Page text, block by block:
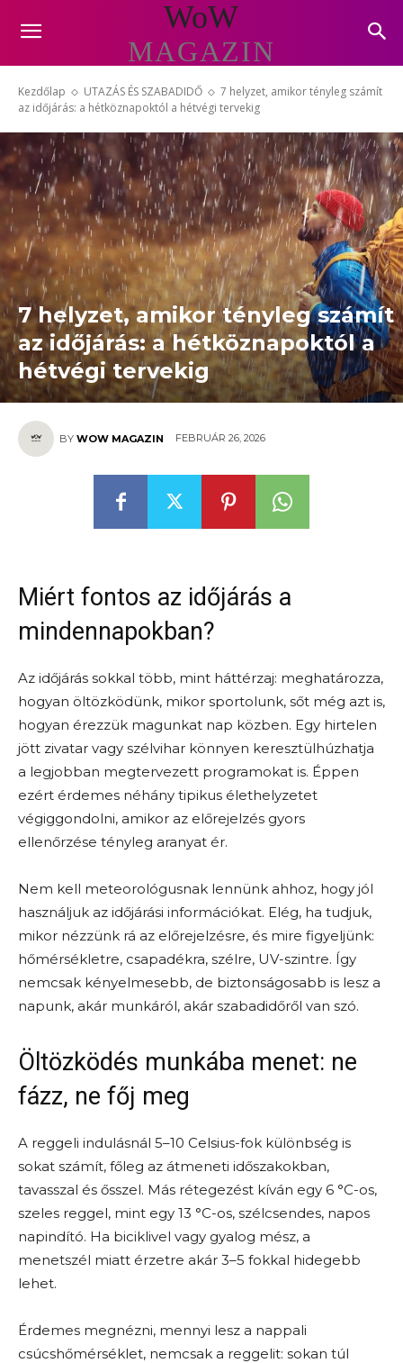
WoW
MAGAZIN
Kezdőlap UTAZÁS ÉS SZABADIDŐ
7 helyzet, amikor tényleg számít
az időjárás: a hétköznapoktól a hétvégi tervekig
7 helyzet, amikor tényleg számít
az időjárás: a hétköznapoktól a
hétvégi tervekig
BY WOW MAGAZIN FEBRUÁR 26, 2026
Miért fontos az időjárás a
mindennapokban?
Az időjárás sokkal több, mint háttérzaj: meghatározza,
hogyan öltözködünk, mikor sportolunk, sőt még azt is,
hogyan érezzük magunkat nap közben. Egy hirtelen
jött zivatar vagy szélvihar könnyen keresztülhúzhatja
a legjobban megtervezett programokat is. Éppen
ezért érdemes néhány tipikus élethelyzetet
végiggondolni, amikor az előrejelzés gyors
ellenőrzése tényleg aranyat ér.
Nem kell meteorológusnak lennünk ahhoz, hogy jól
használjuk az időjárási információkat. Elég, ha tudjuk,
mikor nézzünk rá az előrejelzésre, és mire figyeljünk:
hőmérsékletre, csapadékra, szélre, UV-szintre. Így
nemcsak kényelmesebb, de biztonságosabb is lesz a
napunk, akár munkáról, akár szabadidőről van szó.
Öltözködés munkába menet: ne
fázz, ne főj meg
A reggeli indulásnál 5–10 Celsius-fok különbség is
sokat számít, főleg az átmeneti időszakokban,
tavasszal és ősszel. Más rétegezést kíván egy 6 °C-os,
szeles reggel, mint egy 13 °C-os, szélcsendes, napos
napindító. Ha biciklivel vagy gyalog mész, a
menetszél miatt érzetre akár 3–5 fokkal hidegebb
lehet.
Érdemes megnézni, mennyi lesz a nappali
csúcshőmérséklet, nemcsak a reggelit: sokan túl